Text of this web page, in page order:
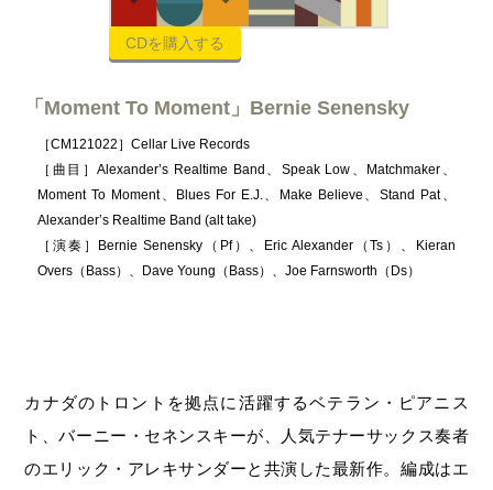
CDを購入する
「Moment To Moment」Bernie Senensky
［CM121022］Cellar Live Records
［曲目］Alexander’s Realtime Band、Speak Low、Matchmaker、
Moment To Moment、Blues For E.J.、Make Believe、Stand Pat、
Alexander’s Realtime Band (alt take)
［演奏］Bernie Senensky（Pf）、Eric Alexander（Ts）、Kieran
Overs（Bass）、Dave Young（Bass）、Joe Farnsworth（Ds）
カナダのトロントを拠点に活躍するベテラン・ピアニス
ト、バーニー・セネンスキーが、人気テナーサックス奏者
のエリック・アレキサンダーと共演した最新作。編成はエ